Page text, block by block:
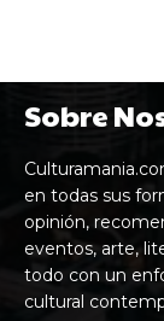
Sobre
en todas sus
opinión,
eventos, arte,
todo con un
cultural